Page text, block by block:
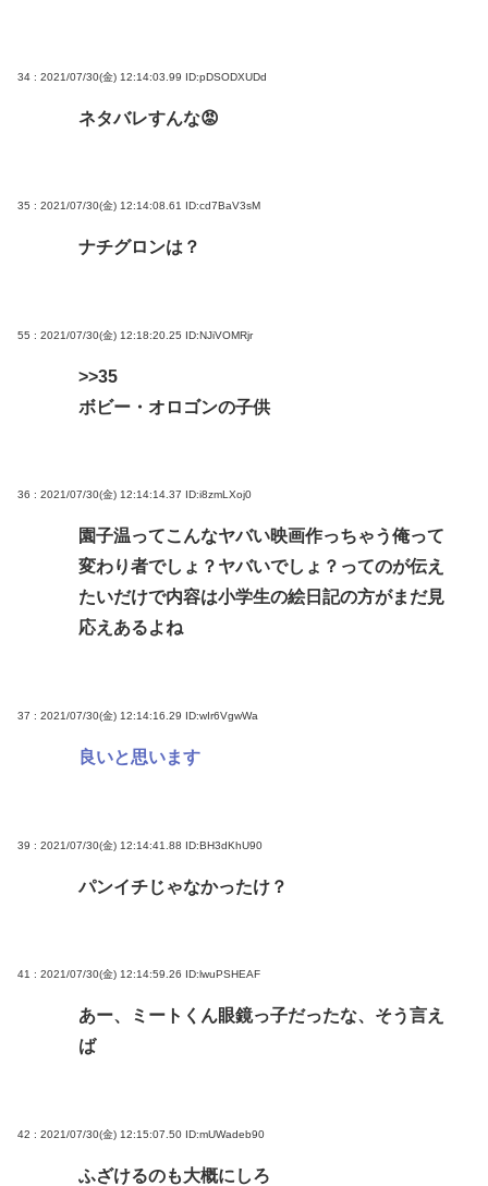
34 : 2021/07/30(金) 12:14:03.99 ID:pDSODXUDd
ネタバレすんな😡
35 : 2021/07/30(金) 12:14:08.61 ID:cd7BaV3sM
ナチグロンは？
55 : 2021/07/30(金) 12:18:20.25 ID:NJiVOMRjr
>>35
ボビー・オロゴンの子供
36 : 2021/07/30(金) 12:14:14.37 ID:i8zmLXoj0
園子温ってこんなヤバい映画作っちゃう俺って
変わり者でしょ？ヤバいでしょ？ってのが伝え
たいだけで内容は小学生の絵日記の方がまだ見
応えあるよね
37 : 2021/07/30(金) 12:14:16.29 ID:wIr6VgwWa
良いと思います
39 : 2021/07/30(金) 12:14:41.88 ID:BH3dKhU90
パンイチじゃなかったけ？
41 : 2021/07/30(金) 12:14:59.26 ID:lwuPSHEAF
あー、ミートくん眼鏡っ子だったな、そう言え
ば
42 : 2021/07/30(金) 12:15:07.50 ID:mUWadeb90
ふざけるのも大概にしろ